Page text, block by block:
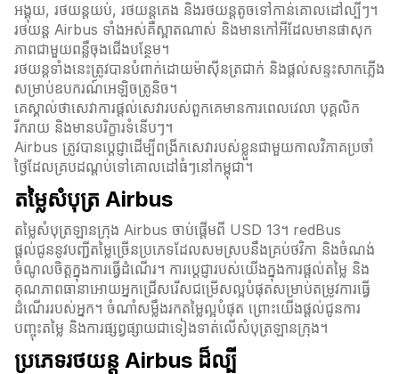
អង្គុយ, រថយន្តយប់, រថយន្តគេង និងរថយន្តតូចទៅកាន់គោលដៅល្បីៗ។
រថយន្ត Airbus ទាំងអស់គឺស្អាតណាស់ និងមានកៅអីដែលមានផាសុក
ភាពជាមួយពន្លឺចុងជើងបន្ថែម។
រថយន្តទាំងនេះត្រូវបានបំពាក់ដោយម៉ាស៊ីនត្រជាក់ និងផ្តល់សន្ទះសាកភ្លើង
សម្រាប់ឧបករណ៍អេឡិចត្រូនិច។
គេស្គាល់ថាសេវាការផ្តល់សេវារបស់ពួកគេមានការពេលវេលា បុគ្គលិក
រីករាយ និងមានបរិក្ខារទំនើបៗ។
Airbus ត្រូវបានប្តេជ្ញាដើម្បីពង្រីកសេវារបស់ខ្លួនជាមួយកាលវិភាគប្រចាំ
ថ្ងៃដែលគ្របដណ្តប់ទៅគោលដៅធំៗនៅកម្ពុជា។
តម្លៃសំបុត្រ Airbus
តម្លៃសំបុត្រឡានក្រុង Airbus ចាប់ផ្តើមពី USD 13។ redBus
ផ្តល់ជូននូវបញ្ជីតម្លៃច្រើនប្រភេទដែលសមស្របនឹងគ្រប់ថវិកា និងចំណង់
ចំណូលចិត្តក្នុងការធ្វើដំណើរ។ ការប្តេជ្ញារបស់យើងក្នុងការផ្តល់តម្លៃ និង
គុណភាពធានាអោយអ្នកជ្រើសរើសជម្រើសល្អបំផុតសម្រាប់តម្រូវការធ្វើ
ដំណើររបស់អ្នក។ ចំណាំសម្លឹងរកតម្លៃល្អបំផុត ព្រោះយើងផ្តល់ជូនការ
បញ្ចុះតម្លៃ និងការផ្សព្វផ្សាយជាទៀងទាត់លើសំបុត្រឡានក្រុង។
ប្រភេទរថយន្ត Airbus ដ៏ល្បី